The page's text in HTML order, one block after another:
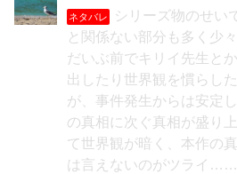
ネタバレ
シリーズ物のせい
と関係ない部分も多く少
だいぶ前でキリイ先生と
出したり世界観を慣らし
が、事件発生からは安定
の真相に次ぐ真相が盛り
て世界観が暗く、本作の
は言えないのがツライ